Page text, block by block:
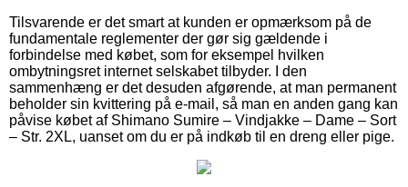
Tilsvarende er det smart at kunden er opmærksom på de
fundamentale reglementer der gør sig gældende i
forbindelse med købet, som for eksempel hvilken
ombytningsret internet selskabet tilbyder. I den
sammenhæng er det desuden afgørende, at man permanent
beholder sin kvittering på e-mail, så man en anden gang kan
påvise købet af Shimano Sumire – Vindjakke – Dame – Sort
– Str. 2XL, uanset om du er på indkøb til en dreng eller pige.